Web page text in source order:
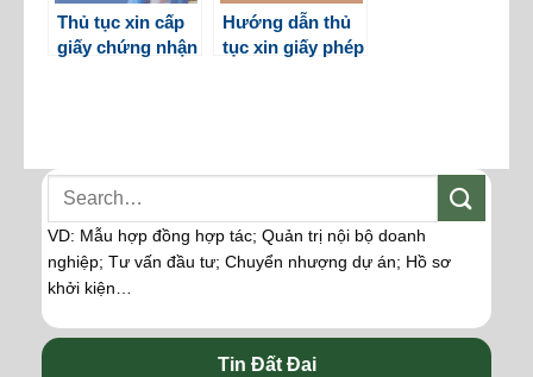
Thủ tục xin cấp
giấy chứng nhận
Hướng dẫn thủ
tục xin giấy phép
VD: Mẫu hợp đồng hợp tác; Quản trị nội bộ doanh
nghiệp; Tư vấn đầu tư; Chuyển nhượng dự án; Hồ sơ
khởi kiện…
Tin Đất Đai